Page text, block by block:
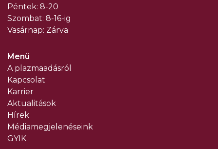
Péntek: 8-20
Szombat: 8-16-ig
Vasárnap: Zárva
Menü
A plazmaadásról
Kapcsolat
Karrier
Aktualitások
Hírek
Médiamegjelenéseink
GYIK